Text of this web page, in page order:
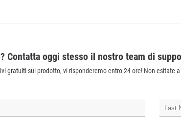
Contatta oggi stesso il nostro team di
gratuiti sul prodotto, vi risponderemo entro 24 ore! Non esitate